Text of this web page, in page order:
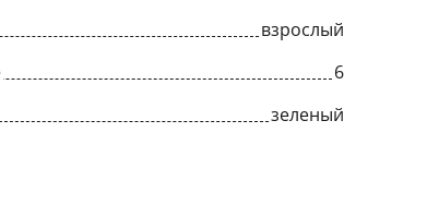
взрослый
6
зеленый